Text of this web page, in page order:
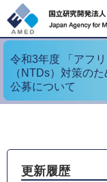
令和3年度 「アフ
（NTDs）対策の
公募について
更新履歴